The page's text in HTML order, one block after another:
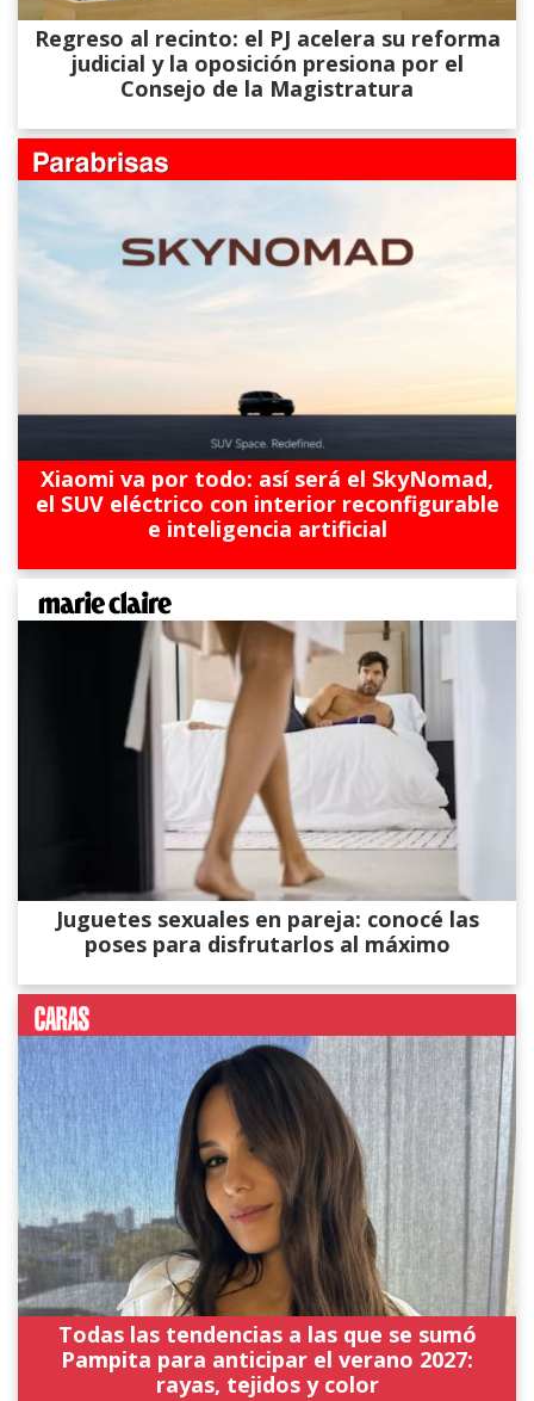
Regreso al recinto: el PJ acelera su reforma
judicial y la oposición presiona por el
Consejo de la Magistratura
Xiaomi va por todo: así será el SkyNomad,
el SUV eléctrico con interior reconfigurable
e inteligencia artificial
Juguetes sexuales en pareja: conocé las
poses para disfrutarlos al máximo
Todas las tendencias a las que se sumó
Pampita para anticipar el verano 2027:
rayas, tejidos y color